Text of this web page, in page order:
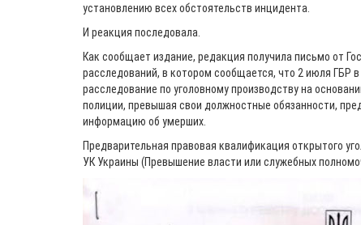
установлению всех обстоятельств инцидента.
И реакция последовала.
Как сообщает издание, редакция получила письмо от
расследований, в котором сообщается, что 2 июля ГБР
расследование по уголовному производству на
полиции, превышая свои должностные обязанности,
информацию об умерших.
Предварительная правовая квалификация открытого
УК Украины (Превышение власти или служебных